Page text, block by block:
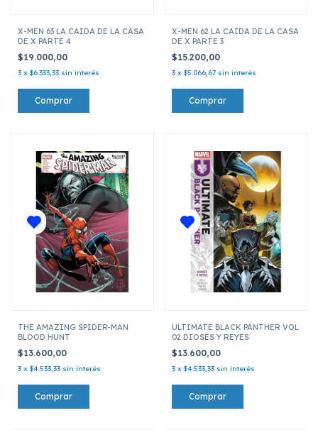
X-MEN 63 LA CAIDA DE LA CASA
DE X PARTE 4
$19.000,00
3 x $6.333,33 sin interés
X-MEN 62 LA CAIDA DE LA CASA
DE X PARTE 3
$15.200,00
3 x $5.066,67 sin interés
THE AMAZING SPIDER-MAN
BLOOD HUNT
$13.600,00
3 x $4.533,33 sin interés
ULTIMATE BLACK PANTHER VOL
02 DIOSES Y REYES
$13.600,00
3 x $4.533,33 sin interés